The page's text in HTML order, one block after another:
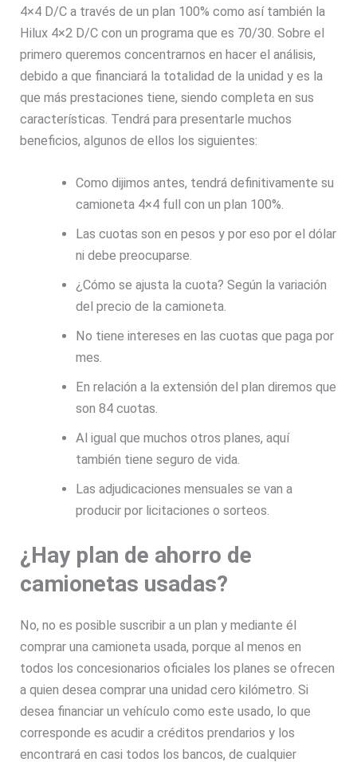
4×4 D/C a través de un plan 100% como así también la
Hilux 4×2 D/C con un programa que es 70/30. Sobre el
primero queremos concentrarnos en hacer el análisis,
debido a que financiará la totalidad de la unidad y es la
que más prestaciones tiene, siendo completa en sus
características. Tendrá para presentarle muchos
beneficios, algunos de ellos los siguientes:
Como dijimos antes, tendrá definitivamente su
camioneta 4×4 full con un plan 100%.
Las cuotas son en pesos y por eso por el dólar
ni debe preocuparse.
¿Cómo se ajusta la cuota? Según la variación
del precio de la camioneta.
No tiene intereses en las cuotas que paga por
mes.
En relación a la extensión del plan diremos que
son 84 cuotas.
Al igual que muchos otros planes, aquí
también tiene seguro de vida.
Las adjudicaciones mensuales se van a
producir por licitaciones o sorteos.
¿Hay plan de ahorro de
camionetas usadas?
No, no es posible suscribir a un plan y mediante él
comprar una camioneta usada, porque al menos en
todos los concesionarios oficiales los planes se ofrecen
a quien desea comprar una unidad cero kilómetro. Si
desea financiar un vehículo como este usado, lo que
corresponde es acudir a créditos prendarios y los
encontrará en casi todos los bancos, de cualquier